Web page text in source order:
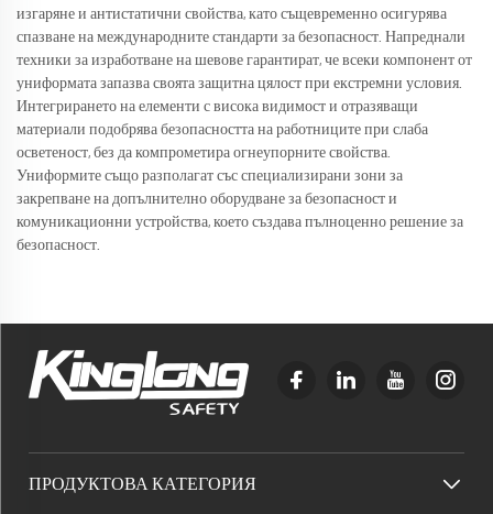
изгаряне и антистатични свойства, като същевременно осигурява
спазване на международните стандарти за безопасност. Напреднали
техники за изработване на шевове гарантират, че всеки компонент от
униформата запазва своята защитна цялост при екстремни условия.
Интегрирането на елементи с висока видимост и отразяващи
материали подобрява безопасността на работниците при слаба
осветеност, без да компрометира огнеупорните свойства.
Униформите също разполагат със специализирани зони за
закрепване на допълнително оборудване за безопасност и
комуникационни устройства, което създава пълноценно решение за
безопасност.
ПРОДУКТОВА КАТЕГОРИЯ